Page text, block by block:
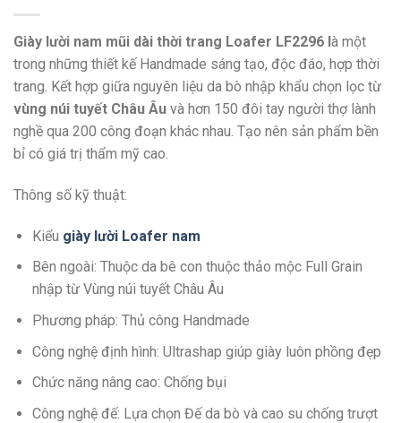
Giày lười nam mũi dài thời trang Loafer LF2296 l à một
trong những thiết kế Handmade sáng tạo, độc đáo, hợp thời
trang. Kết hợp giữa nguyên liệu da bò nhập khẩu chọn lọc từ
vùng núi tuyết Châu Âu và hơn 150 đôi tay người thợ lành
nghề qua 200 công đoạn khác nhau. Tạo nên sản phẩm bền
bỉ có giá trị thẩm mỹ cao.
Thông số kỹ thuật:
Kiểu giày lười Loafer nam
Bên ngoài: Thuộc da bê con thuộc thảo mộc Full Grain
nhập từ Vùng núi tuyết Châu Âu
Phương pháp: Thủ công Handmade
Công nghệ định hình: Ultrashap giúp giày luôn phồng đẹp
Chức năng nâng cao: Chống bụi
Công nghệ đế: Lựa chọn Đế da bò và cao su chống trượt